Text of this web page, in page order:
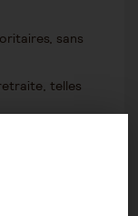
sans
telles
(n’utiliser que